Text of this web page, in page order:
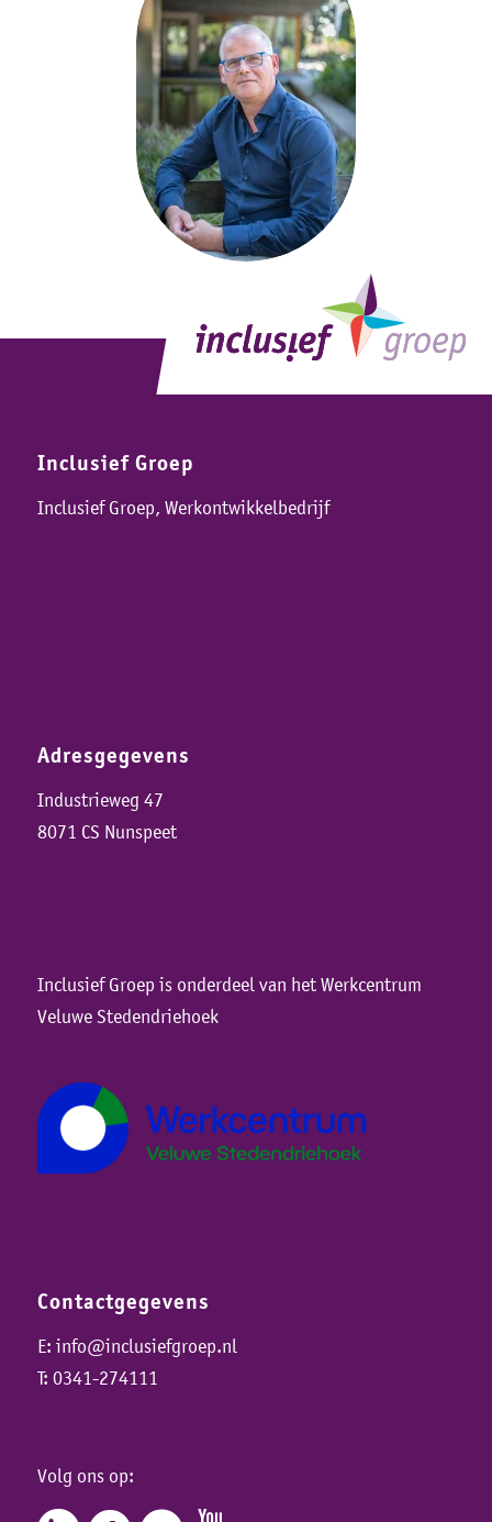
Inclusief Groep
Inclusief Groep, Werkontwikkelbedrijf
Adresgegevens
Industrieweg 47
8071 CS Nunspeet
Inclusief Groep is onderdeel van het Werkcentrum
Veluwe Stedendriehoek
Contactgegevens
E: info@inclusiefgroep.nl
T: 0341-274111
Volg ons op: